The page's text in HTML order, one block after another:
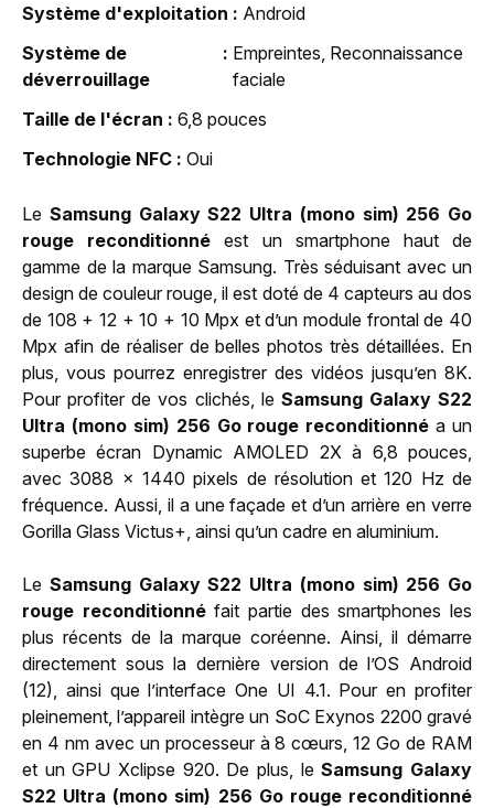
Système d'exploitation
Android
Système de
déverrouillage
Empreintes, Reconnaissance
faciale
Taille de l'écran
6,8 pouces
Technologie NFC
Oui
Le Samsung Galaxy S22 Ultra (mono sim) 256 Go
rouge reconditionné est un smartphone haut de
gamme de la marque Samsung. Très séduisant avec un
design de couleur rouge, il est doté de 4 capteurs au dos
de 108 + 12 + 10 + 10 Mpx et d’un module frontal de 40
Mpx afin de réaliser de belles photos très détaillées. En
plus, vous pourrez enregistrer des vidéos jusqu’en 8K.
Pour profiter de vos clichés, le Samsung Galaxy S22
Ultra (mono sim) 256 Go rouge reconditionné a un
superbe écran Dynamic AMOLED 2X à 6,8 pouces,
avec 3088 x 1440 pixels de résolution et 120 Hz de
fréquence. Aussi, il a une façade et d’un arrière en verre
Gorilla Glass Victus+, ainsi qu’un cadre en aluminium.
Le Samsung Galaxy S22 Ultra (mono sim) 256 Go
rouge reconditionnéfait partie des smartphones les
plus récents de la marque coréenne. Ainsi, il démarre
directement sous la dernière version de l’OS Android
(12), ainsi que l’interface One UI 4.1. Pour en profiter
pleinement, l’appareil intègre un SoC Exynos 2200 gravé
en 4 nm avec un processeur à 8 cœurs, 12 Go de RAM
et un GPU Xclipse 920. De plus, leSamsung Galaxy
S22 Ultra (mono sim) 256 Go rouge reconditionné